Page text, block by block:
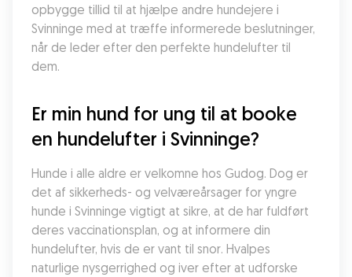
opbygge tillid til at hjælpe andre hundejere i
Svinninge med at træffe informerede beslutninger,
når de leder efter den perfekte hundelufter til
dem.
Er min hund for ung til at booke
en hundelufter i Svinninge?
Hunde i alle aldre er velkomne hos Gudog. Dog er
det af sikkerheds- og velværeårsager for yngre
hunde i Svinninge vigtigt at sikre, at de har fuldført
deres vaccinationsplan, og at informere din
hundelufter, hvis de er vant til snor. Hvalpes
naturlige nysgerrighed og iver efter at udforske